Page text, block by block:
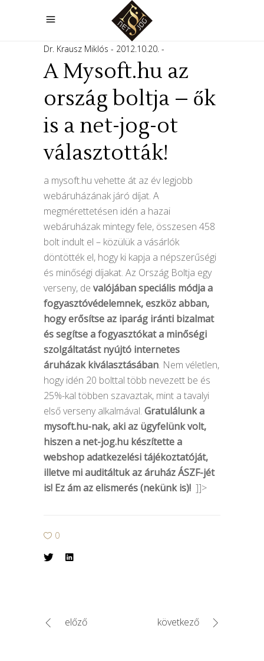
Dr. Krausz Miklós 2012.10.20.
A Mysoft.hu az
ország boltja – ők
is a net-jog-ot
választották!
a mysoft.hu vehette át az év legjobb
webáruházának járó díjat. A
megmérettetésen idén a hazai
webáruházak mintegy fele, összesen 458
bolt indult el – közülük a vásárlók
döntötték el, hogy ki kapja a népszerűségi
és minőségi díjakat. Az Ország Boltja egy
verseny, de valójában speciális módja a
fogyasztóvédelemnek, eszköz abban,
hogy erősítse az iparág iránti bizalmat
és segítse a fogyasztókat a minőségi
szolgáltatást nyújtó internetes
áruházak kiválasztásában. Nem véletlen,
hogy idén 20 bolttal több nevezett be és
25%-kal többen szavaztak, mint a tavalyi
első verseny alkalmával. Gratulálunk a
mysoft.hu-nak, aki az ügyfelünk volt,
hiszen a net-jog.hu készítette a
webshop adatkezelési tájékoztatóját,
illetve mi auditáltuk az áruház ÁSZF-jét
is! Ez ám az elismerés (nekünk is)! ]]>
0
előző következő